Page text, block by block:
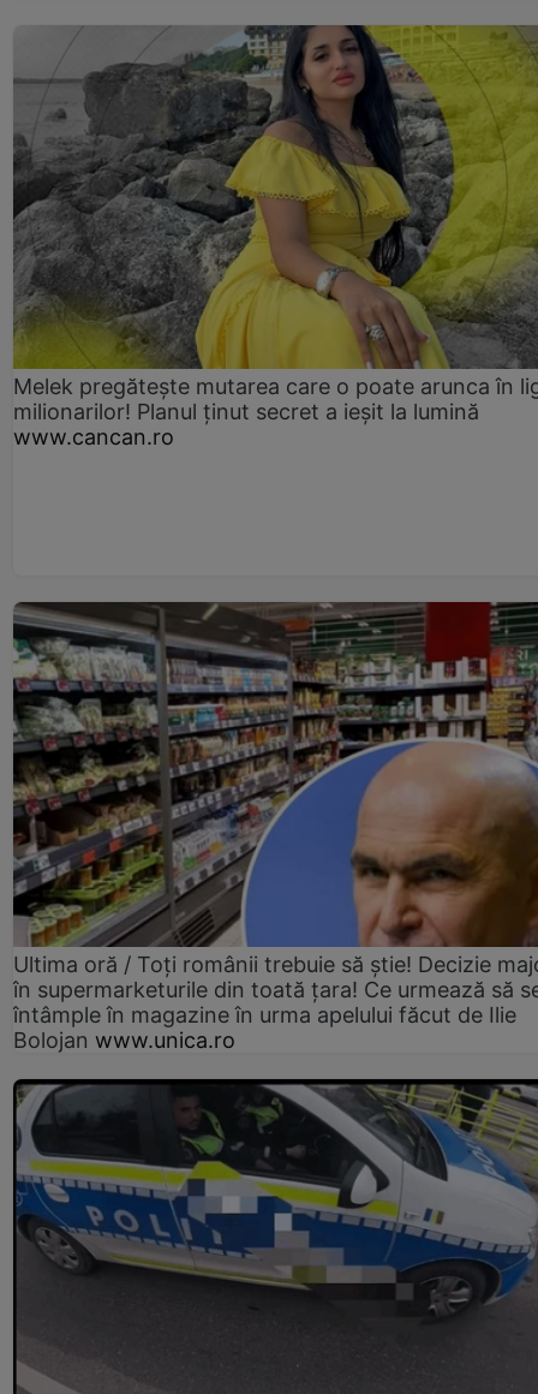
Melek pregătește mutarea care o poate arunca în
milionarilor! Planul ținut secret a ieșit la lumină
www.cancan.ro
Ultima oră / Toți românii trebuie să știe! Decizie
în supermarketurile din toată țara! Ce urmează să
întâmple în magazine în urma apelului făcut de Ilie
Bolojan www.unica.ro